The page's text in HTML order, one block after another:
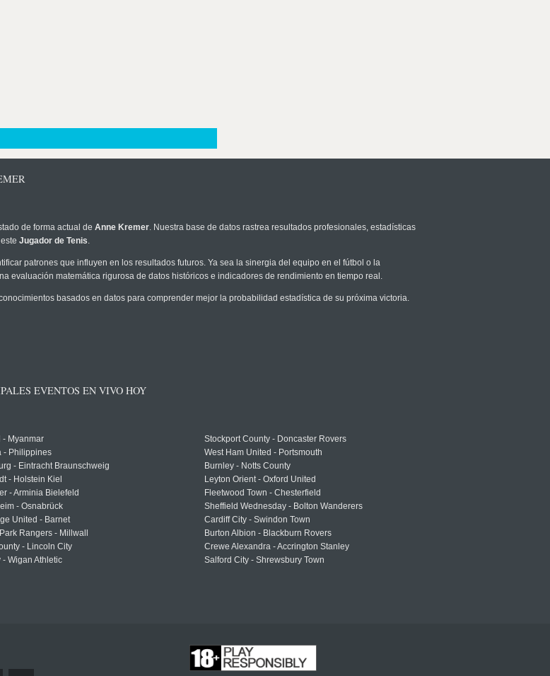
de forma actual de Anne Kremer. Nuestra base de datos rastrea resultados profesionales, estadísticas
Jugador de Tenis.
patrones que influyen en los resultados futuros. Ya sea la sinergia del equipo en el fútbol o la
evaluación matemática rigurosa de datos históricos e indicadores de rendimiento en tiempo real.
basados en datos para comprender mejor la probabilidad estadística de su próxima victoria.
EVENTOS EN VIVO HOY
- Myanmar
- Philippines
- Eintracht Braunschweig
- Holstein Kiel
- Arminia Bielefeld
- Osnabrück
United - Barnet
Rangers - Millwall
- Lincoln City
- Wigan Athletic
Stockport County - Doncaster Rovers
West Ham United - Portsmouth
Burnley - Notts County
Leyton Orient - Oxford United
Fleetwood Town - Chesterfield
Sheffield Wednesday - Bolton Wanderers
Cardiff City - Swindon Town
Burton Albion - Blackburn Rovers
Crewe Alexandra - Accrington Stanley
Salford City - Shrewsbury Town